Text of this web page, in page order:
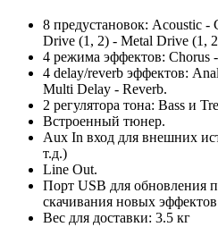
8 предустановок: Acoustic -
Drive (1, 2) - Metal Drive (1,
4 режима эффектов: Chorus
4 delay/reverb эффектов:
Multi Delay - Reverb.
2 регулятора тона: Bass и
Встроенный тюнер.
Aux In вход для внешних
т.д.)
Line Out.
Порт USB для обновления
скачивания новых
Вес для доставки: 3.5 кг